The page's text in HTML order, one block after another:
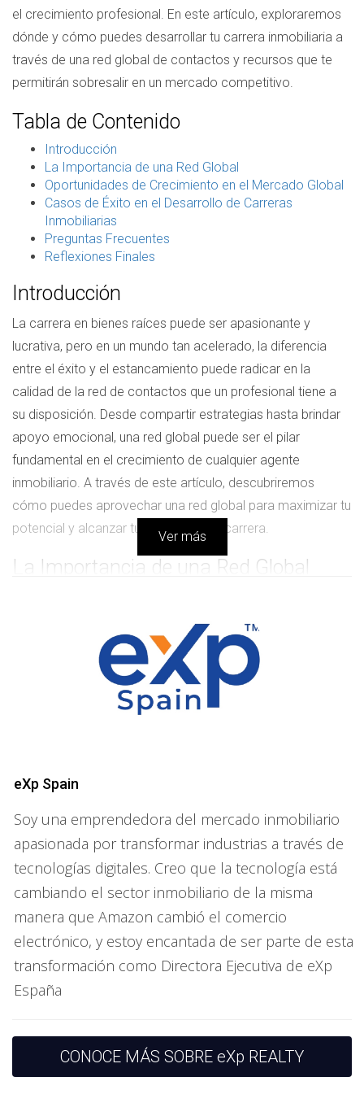
el crecimiento profesional. En este artículo, exploraremos
dónde y cómo puedes desarrollar tu carrera inmobiliaria a
través de una red global de contactos y recursos que te
permitirán sobresalir en un mercado competitivo.
Tabla de Contenido
Introducción
La Importancia de una Red Global
Oportunidades de Crecimiento en el Mercado Global
Casos de Éxito en el Desarrollo de Carreras
Inmobiliarias
Preguntas Frecuentes
Reflexiones Finales
Introducción
La carrera en bienes raíces puede ser apasionante y
lucrativa, pero en un mundo tan acelerado, la diferencia
entre el éxito y el estancamiento puede radicar en la
calidad de la red de contactos que un profesional tiene a
su disposición. Desde compartir estrategias hasta brindar
apoyo emocional, una red global puede ser el pilar
fundamental en el crecimiento de cualquier agente
inmobiliario. A través de este artículo, descubriremos
cómo puedes aprovechar una red global para maximizar tu
potencial y alcanzar tus objetivos de carrera.
La Importancia de una Red Global
transformado la manera en que hacemos negocios, contar
con el soporte de una red global se convierte en un recurso
invaluable. Esta red no solo te conecta con otros
profesionales, sino que también te ofrece acceso a
información, recursos formativos y oportunidades únicas
Algunas de las ventajas de tener una red global incluyen:
Acceso a Mercados Internacionales:
alcance a mercados emergentes puede ofrecer
nuevas oportunidades de negocio.
Aprendizaje Continuo: Interactuar con profesionales
perspectivas y técnicas que pueden enriquecer tu
enfoque laboral.
Soporte Colaborativo:
El intercambio de
experiencias y estrategias con otros agentes
fomenta un ambiente de colaboración y crecimiento
Oportunidades de Crecimiento en el
Mercado Global
Ver más
eXp Spain
Soy una emprendedora del mercado inmobiliario
apasionada por transformar industrias a través de
tecnologías digitales. Creo que la tecnología está
cambiando el sector inmobiliario de la misma
manera que Amazon cambió el comercio
electrónico, y estoy encantada de ser parte de esta
transformación como Directora Ejecutiva de eXp
España
CONOCE MÁS SOBRE eXp REALTY